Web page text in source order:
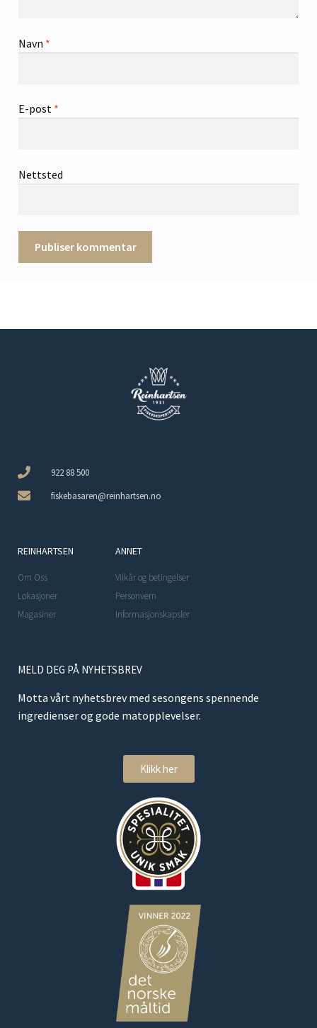
Navn *
E-post *
Nettsted
922 88 500
fiskebasaren@reinhartsen.no
REINHARTSEN
Om Oss
Lokasjoner
Magasiner
ANNET
Vilkår og betingelser
Personvern
Informasjonskapsler
MELD DEG PÅ NYHETSBREV
Motta vårt nyhetsbrev med sesongens spennende
ingredienser og gode matopplevelser.
Klikk her